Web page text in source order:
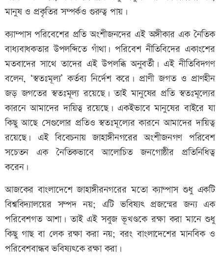
মানুষ ও প্রকৃতির সম্পর্কও গুরুত্ব পায়।
ক্যাম্পাস পরিবেশের প্রতি অংশীজনদের এই অঙ্গীকার এক নৈতিক
বাধ্যবাধকতার উপলব্দিতে গাঁথা। পরিবেশ নীতিবিদের একাংশের
মতবাদের সাথে তাদের এই উপলব্ধি অনুবর্তী। এই নীতিবিদগণ
বলেন, ‘স্বতঃমূল্য’ কর্তব্য নির্দেশ করে। প্রাণী জগত ও প্রাণহীন
জড় জগতের স্বতঃমূল্য রয়েছে। তাই মানুষের প্রতি স্বতঃমূল্যের
কারনে আমাদের দায়িত্ব রয়েছে। একইভাবে মানুষের বাইরে যা
কিছু আছে সেগুলোর প্রতিও স্বতঃমূল্যের কারনে আমাদের দায়িত্ব
রয়েছে। এই বিবেচনায় জাহাঙ্গীনগরের অংশীজনগণ পরিবেশ
সচেতন এক নৈতিকভাবে আলোচিত জনগোষ্ঠীর প্রতিনিধিত্ব
করেন।
আজকের বাংলাদেশে জাহাঙ্গীরনগরের মতো ক্যাম্পাস শুধু একটি
বিশ্ববিদ্যালয়ের সম্পদ নয়; এটি ভবিষ্যৎ প্রজন্মের জন্য এক
পরিবেশগত আশা। তাই এই সবুজ ভূখণ্ডকে রক্ষা করা মানে শুধু
কিছু গাছ বা লেক রক্ষা করা নয়; বরং বাংলাদেশের মানবিক ও
পরিবেশবান্ধব ভবিষ্যৎকে রক্ষা করা।